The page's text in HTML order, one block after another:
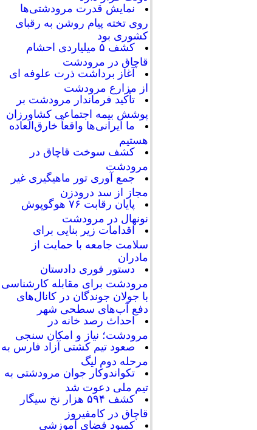
نمایش قدرت مرودشتی‌ها
روی تخته پیام روشن به رقبای
کشوری بود
کشف ۵ میلیاردی احشام
قاچاق در مرودشت
آغاز برداشت ذرت علوفه ای
از مزارع مرودشت
تأکید فرماندار مرودشت بر
پوشش بیمه اجتماعی کشاورزان
ما ایرانی‌ها واقعاً خارق‌العاده
هستیم
کشف سوخت قاچاق در
مرودشت
جمع آوری تور ماهیگیری غیر
مجاز از سد درودزن
پایان رقابت‌ ۷۶ هوگوپوش
نونهال در مرودشت
اقدامات زیر بنایی برای
سلامت جامعه با حمایت از
مادران
دستور فوری دادستان
مرودشت برای مقابله کارشناسی
با جولان جوندگان در کانال‌های
دفع آب‌های سطحی شهر
احداث رصد خانه در
مرودشت؛ نیاز و امکان سنجی
صعود تیم کشتی آزاد فارس به
مرحله دوم لیگ
تکواندوکار جوان مرودشتی به
تیم ملی دعوت شد
کشف ۵۹۴ هزار نخ سیگار
قاچاق در کامفیروز
کمبود فضای آموزشی